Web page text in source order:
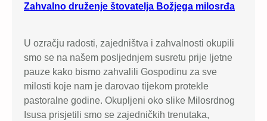
Zahvalno druženje štovatelja Božjega milosrđa
U ozračju radosti, zajedništva i zahvalnosti okupili
smo se na našem posljednjem susretu prije ljetne
pauze kako bismo zahvalili Gospodinu za sve
milosti koje nam je darovao tijekom protekle
pastoralne godine. Okupljeni oko slike Milosrdnog
Isusa prisjetili smo se zajedničkih trenutaka,